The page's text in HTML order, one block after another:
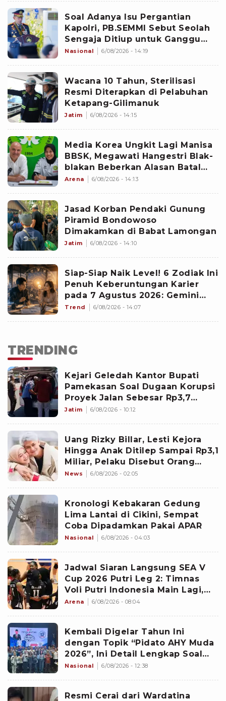
Soal Adanya Isu Pergantian
Kapolri, PB.SEMMI Sebut Seolah
Sengaja Ditiup untuk Ganggu
Stabilitas Nasional
Nasional 6/08/2026 - 14:19
Wacana 10 Tahun, Sterilisasi
Resmi Diterapkan di Pelabuhan
Ketapang-Gilimanuk
Jatim 6/08/2026 - 14:15
Media Korea Ungkit Lagi Manisa
BBSK, Megawati Hangestri Blak-
blakan Beberkan Alasan Batal
Main di Liga Voli Turki
Arena 6/08/2026 - 14:13
Jasad Korban Pendaki Gunung
Piramid Bondowoso
Dimakamkan di Babat Lamongan
Jatim 6/08/2026 - 14:10
Siap-Siap Naik Level! 6 Zodiak Ini
Penuh Keberuntungan Karier
pada 7 Agustus 2026: Gemini
Punya Senjata Utama
Trend 6/08/2026 - 14:07
TRENDING
Kejari Geledah Kantor Bupati
Pamekasan Soal Dugaan Korupsi
Proyek Jalan Sebesar Rp3,7
Milliar
Jatim 6/08/2026 - 10:12
Uang Rizky Billar, Lesti Kejora
Hingga Anak Ditilep Sampai Rp3,1
Miliar, Pelaku Disebut Orang
Terdekat
News 6/08/2026 - 02:05
Kronologi Kebakaran Gedung
Lima Lantai di Cikini, Sempat
Coba Dipadamkan Pakai APAR
Nasional 6/08/2026 - 04:03
Jadwal Siaran Langsung SEA V
Cup 2026 Putri Leg 2: Timnas
Voli Putri Indonesia Main Lagi,
Langsung Hadapi Vietnam
Arena 6/08/2026 - 08:04
Kembali Digelar Tahun Ini
dengan Topik “Pidato AHY Muda
2026”, Ini Detail Lengkap Soal
Lomba Rakyat
Nasional 6/08/2026 - 12:38
Resmi Cerai dari Wardatina